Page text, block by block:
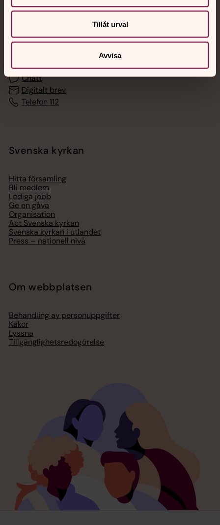
Tillåt urval
Avvisa
Jourhavande präst
Akut samtals- och krisstöd. Prata eller chatta anonymt
Chatt
Digitalt brev
Telefon 112
Svenska kyrkan
Hitta församling
Bli medlem
Lediga jobb
Ge en gåva
Organisation
Act Svenska kyrkan
Svenska kyrkan i utlandet
Press – nationell nivå
Om webbplatsen
Behandling av personuppgifter
Kakor
Lyssna
Tillgänglighetsredogörelse